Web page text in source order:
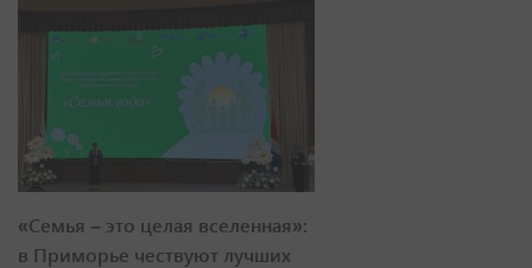
«Семья – это целая вселенная»:
в Приморье чествуют лучших